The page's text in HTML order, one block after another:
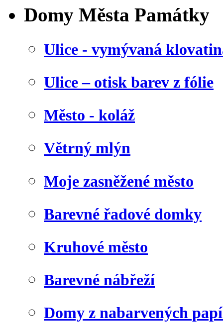
Domy Města Památky
Ulice - vymývaná
Ulice – otisk barev z fólie
Město - koláž
Větrný mlýn
Moje zasněžené město
Barevné řadové domky
Kruhové město
Barevné nábřeží
Domy z nabarvených